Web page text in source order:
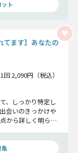
ト
てます】あなたの
1回 2,090円（税込）
、しっかり特定し
会いのきっかけや
から詳しく明らか